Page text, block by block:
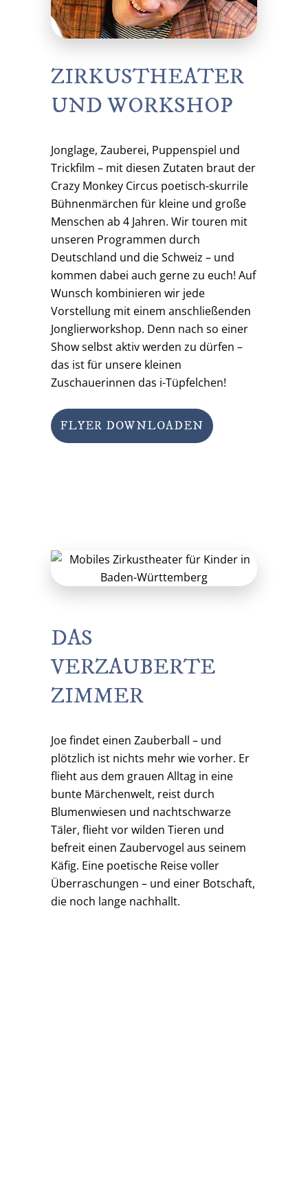
ZIRKUSTHEATER
UND WORKSHOP
Jonglage, Zauberei, Puppenspiel und
Trickfilm – mit diesen Zutaten braut der
Crazy Monkey Circus poetisch-skurrile
Bühnenmärchen für kleine und große
Menschen ab 4 Jahren. Wir touren mit
unseren Programmen durch
Deutschland und die Schweiz – und
kommen dabei auch gerne zu euch! Auf
Wunsch kombinieren wir jede
Vorstellung mit einem anschließenden
Jonglierworkshop. Denn nach so einer
Show selbst aktiv werden zu dürfen –
das ist für unsere kleinen
Zuschauerinnen das i-Tüpfelchen!
FLYER DOWNLOADEN
DAS
VERZAUBERTE
ZIMMER
Joe findet einen Zauberball – und
plötzlich ist nichts mehr wie vorher. Er
flieht aus dem grauen Alltag in eine
bunte Märchenwelt, reist durch
Blumenwiesen und nachtschwarze
Täler, flieht vor wilden Tieren und
befreit einen Zaubervogel aus seinem
Käfig. Eine poetische Reise voller
Überraschungen – und einer Botschaft,
die noch lange nachhallt.